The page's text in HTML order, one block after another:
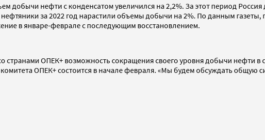
добычи нефти с конденсатом увеличился на 2,2%. За этот период
нефтяники за 2022 год нарастили объемы добычи на 2%. По данным
в январе-феврале с последующим восстановлением.
странами ОПЕК+ возможность сокращения своего уровня добычи нефти в
ОПЕК+ состоится в начале февраля. «Мы будем обсуждать общую